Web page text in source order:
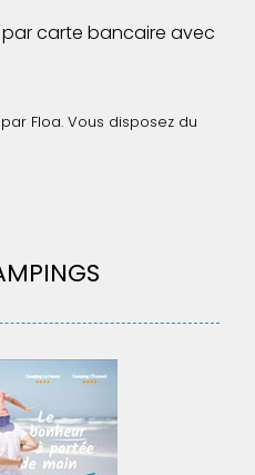
carte bancaire avec
Floa. Vous disposez du